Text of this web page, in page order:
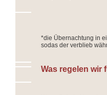
*die Übernachtung in
sodas der verblieb
Was regelen wir